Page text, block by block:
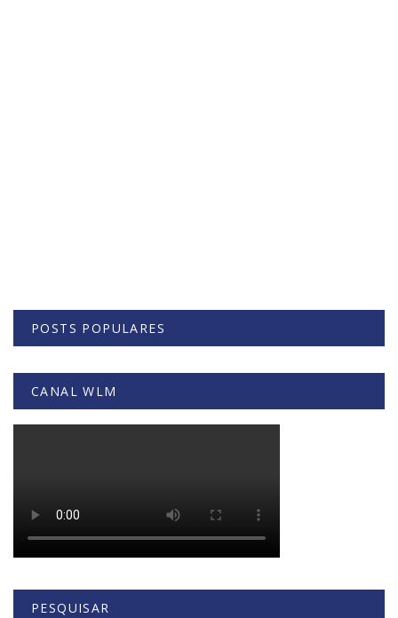
POSTS POPULARES
CANAL WLM
PESQUISAR